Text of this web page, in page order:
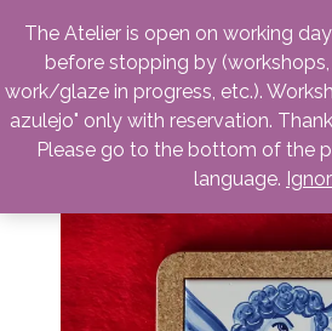
The Atelier is open on working
before stopping by (workshops,
work/glaze in progress, etc.).
azulejo" only with reservation.
Please go to the bottom of the
language.